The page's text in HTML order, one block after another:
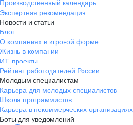
Производственный календарь
Экспертная рекомендация
Новости и статьи
Блог
О компаниях в игровой форме
Жизнь в компании
ИТ-проекты
Рейтинг работодателей России
Молодым специалистам
Карьера для молодых специалистов
Школа программистов
Карьера в некоммерческих организациях
Боты для уведомлений